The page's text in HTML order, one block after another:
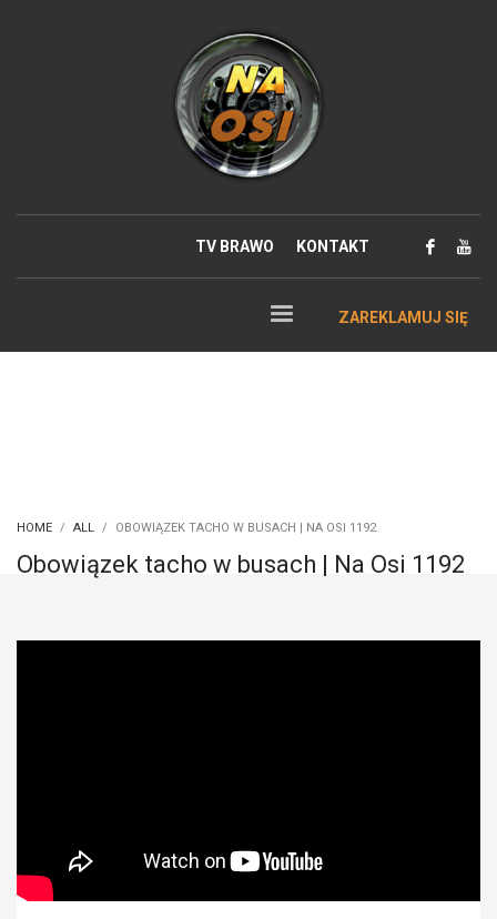
TV BRAWO KONTAKT
ZAREKLAMUJ SIĘ
HOME ALL OBOWIĄZEK TACHO W BUSACH | NA OSI 1192
Obowiązek tacho w busach | Na Osi 1192